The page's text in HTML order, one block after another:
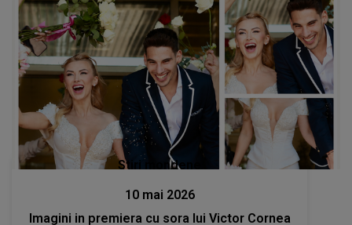
Stiri mondene
10 mai 2026
Imagini in premiera cu sora lui Victor Cornea